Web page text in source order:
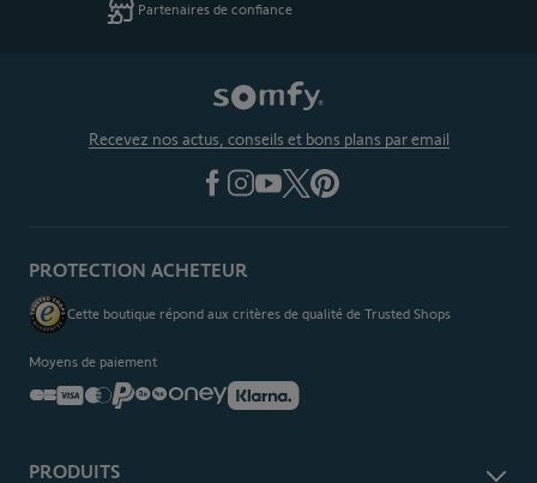
Partenaires de confiance
Recevez nos actus, conseils et bons plans par email
PRODUITS
PROTECTION ACHETEUR
Cette boutique répond aux critères de qualité de Trusted Shops
Moyens de paiement